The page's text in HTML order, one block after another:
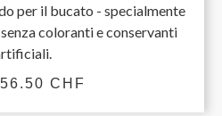
per il bucato - specialmente
coloranti e conservanti
CHF